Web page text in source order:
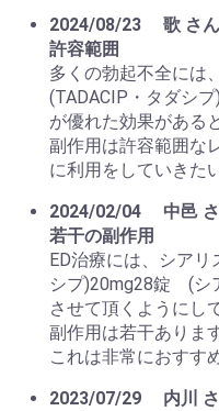
2024/08/23
歌 さん
許容範囲
多くの勃起不全には
(TADACIP・タダシ
が優れた効果がある
副作用は許容範囲な
に利用をしていきた
2024/02/04
中邑
若干の副作用
ED治療には、シア
シプ)20mg28錠 (シ
させて頂くようにし
副作用は若干ありま
これは非常におすす
2023/07/29
内川